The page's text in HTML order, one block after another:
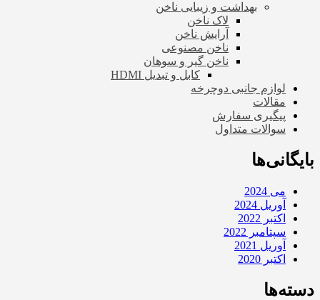
بهداشت و زیبایی ناخن
لاک ناخن
آرایش ناخن
ناخن مصنوعی
ناخن گیر و سوهان
کابل و تبدیل HDMI
لوازم جانبی دوچرخه
مقالات
پیگیری سفارش
سوالات متداول
بایگانی‌ها
می 2024
آوریل 2024
اکتبر 2022
سپتامبر 2022
آوریل 2021
اکتبر 2020
دسته‌ها